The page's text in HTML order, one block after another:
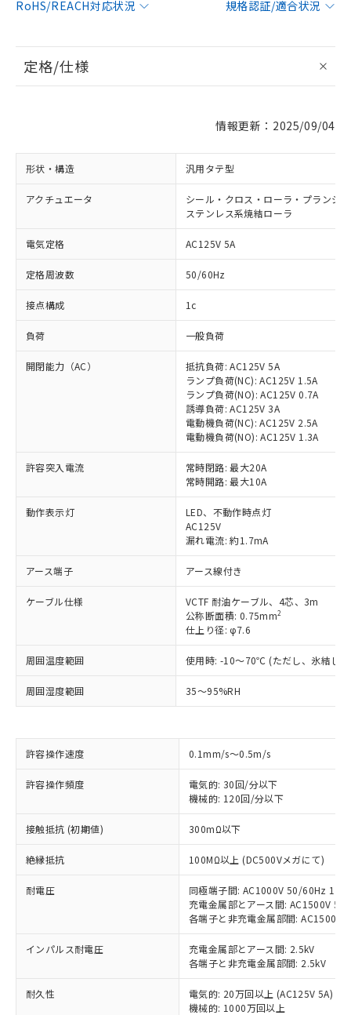
RoHS/REACH対応状況
規格認証/適合状況
定格/仕様
情報更新：2025/09/04
形状・構造 汎用タテ型
アクチュエータ
シール・クロス・ローラ・プランジ
ステンレス系焼結ローラ
電気定格 AC125V 5A
定格周波数 50/60Hz
接点構成 1c
負荷 一般負荷
開閉能力（AC）
抵抗負荷: AC125V 5A
ランプ負荷(NC): AC125V 1.5A
ランプ負荷(NO): AC125V 0.7A
誘導負荷: AC125V 3A
電動機負荷(NC): AC125V 2.5A
電動機負荷(NO): AC125V 1.3A
許容突入電流
常時閉路: 最大20A
常時開路: 最大10A
動作表示灯
LED、不動作時点灯
AC125V
漏れ電流: 約1.7mA
アース端子 アース線付き
ケーブル仕様
VCTF 耐油ケーブル、4芯、3m
公称断面積: 0.75mm2
仕上り径: φ7.6
周囲温度範囲 使用時: -10～70℃ (ただし、氷結し
周囲湿度範囲 35～95%RH
許容操作速度 0.1mm/s～0.5m/s
許容操作頻度
電気的: 30回/分以下
機械的: 120回/分以下
接触抵抗 (初期値) 300mΩ以下
絶縁抵抗 100MΩ以上 (DC500Vメガにて)
耐電圧
同極端子間: AC1000V 50/60Hz
充電金属部とアース間: AC1500V
各端子と非充電金属部間: AC1500V
インパルス耐電圧
充電金属部とアース間: 2.5kV
各端子と非充電金属部間: 2.5kV
耐久性
電気的: 20万回以上 (AC125V 5A)
機械的: 1000万回以上
以下の条件をお読みいただき、同意のうえ
ご利用ください。
本サービスは、当社制御機器事業取扱
商品の当社在庫状況および標準価格
(税抜)を提供させていただくもので
す。
当社制御機器事業取扱商品の中には、
本サービスの対象外となる商品もある
ことをご了承ください。
※1 対応状況
対応済み：EU RoHS指令（10物質）の
非含有に対応した製品が提供可能な商品で
対応予定：EU RoHS指令（10物質）の非含
有に対応した製品に切り替える予定のある
商品です。
対応予定なし：EU RoHS指令（10物質）の
非含有に非対応の商品で、対応品を出す予
調査・確認中：EU RoHS指令（10物質）の
非含有の対応状況を調査中または確認中の
害物質有無と関係のない商品です。
仕入先様の事情により、非含有部品として
いたものが、含有品と判明した場合などや
むを得ず変更することがあります。
「○」：最大均質材料含有率が中国RoHSの
基準値以下であることを示します。
「×」：最大均質材料含有率が中国RoHSの
基準値を超えていることを示します。
「－」：未確認です。当社販売部門へお問
当社は、これら貴社製品のうち、外国
為替および外国貿易法に定める商品